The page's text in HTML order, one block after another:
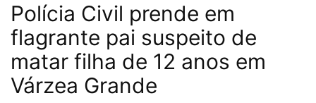
Polícia Civil prende em
flagrante pai suspeito de
matar filha de 12 anos em
Várzea Grande